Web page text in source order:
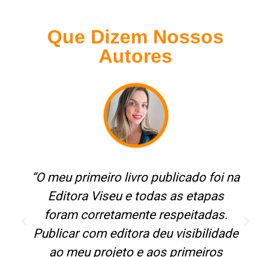
Que Dizem Nossos
Autores
“O meu primeiro livro publicado foi na
Editora Viseu e todas as etapas
foram corretamente respeitadas.
Publicar com editora deu visibilidade
ao meu projeto e aos primeiros